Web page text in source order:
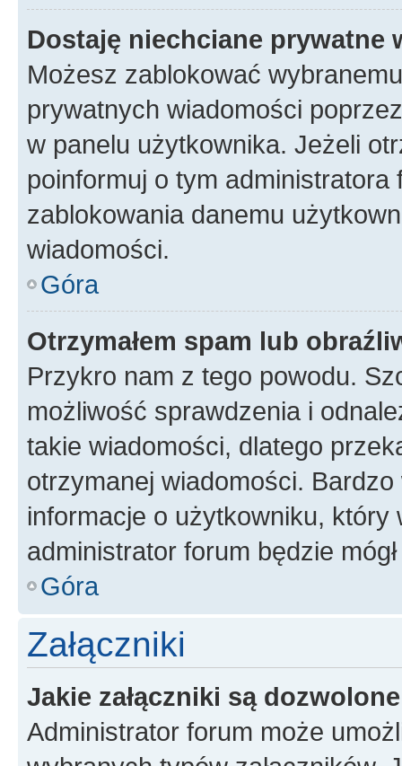
Dostaję niechciane prywatne
Możesz zablokować
prywatnych wiadomości
w panelu użytkownika. Jeżeli
poinformuj o tym
zablokowania danemu
wiadomości.
Góra
Otrzymałem spam lub
Przykro nam z tego powodu.
możliwość sprawdzenia i
takie wiadomości, dlatego
otrzymanej wiadomości.
informacje o użytkowniku, który
administrator forum będzie
Góra
Załączniki
Jakie załączniki są
Administrator forum może